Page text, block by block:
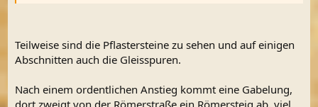
Teilweise sind die Pflastersteine zu sehen und auf einigen
Abschnitten auch die Gleisspuren.
Nach einem ordentlichen Anstieg kommt eine Gabelung,
dort zweigt von der Römerstraße ein Römersteig ab, viel